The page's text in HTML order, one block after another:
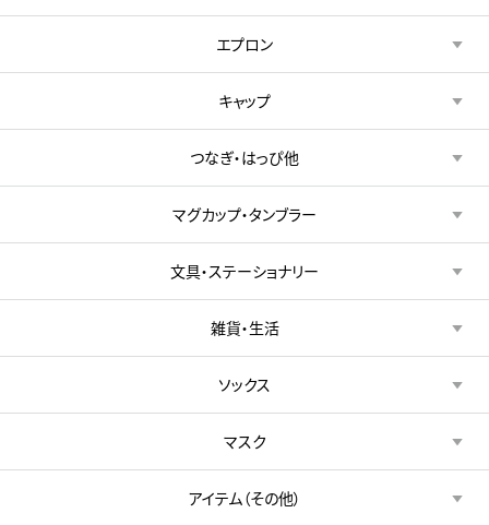
エプロン
キャップ
つなぎ・はっぴ他
マグカップ・タンブラー
文具・ステーショナリー
雑貨・生活
ソックス
マスク
アイテム（その他）